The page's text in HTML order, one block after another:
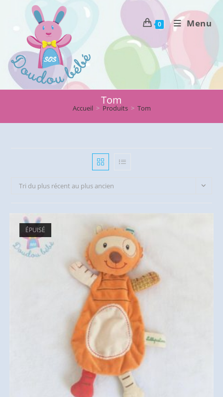
0 Menu
Tom
Accueil > Produits > Tom
Tri du plus récent au plus ancien
ÉPUISÉ